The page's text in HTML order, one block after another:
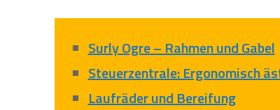
Surly Ogre – Rahmen und Gabel
Steuerzentrale: Ergonomisch
Laufräder und Bereifung